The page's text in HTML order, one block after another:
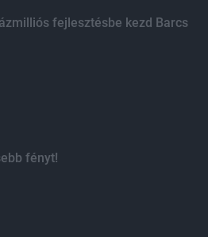
fejlesztésbe kezd Barcs
fényt!